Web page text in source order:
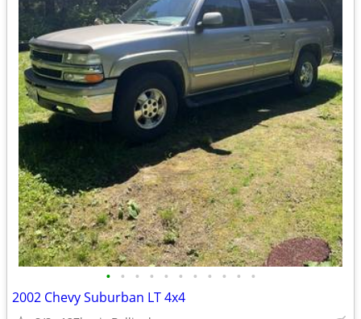
• • • • • • • • • • •
2002 Chevy Suburban LT 4x4